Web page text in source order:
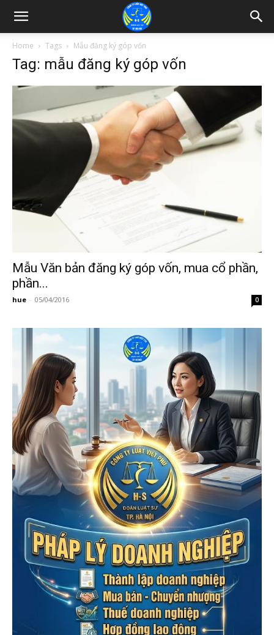
Home Tags Mẫu đăng ký góp vốn
Tag: mẫu đăng ký góp vốn
Mẫu Văn bản đăng ký góp vốn, mua cổ phần,
phần...
hue - 05/04/2016 0